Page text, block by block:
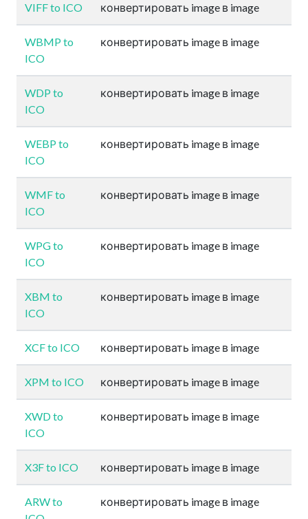
VIFF to ICO конвертировать image в image
WBMP to
ICO
конвертировать image в image
WDP to
ICO
конвертировать image в image
WEBP to
ICO
конвертировать image в image
WMF to
ICO
конвертировать image в image
WPG to
ICO
конвертировать image в image
XBM to
ICO
конвертировать image в image
XCF to ICO конвертировать image в image
XPM to ICO конвертировать image в image
XWD to
ICO
конвертировать image в image
X3F to ICO конвертировать image в image
ARW to
конвертировать image в image